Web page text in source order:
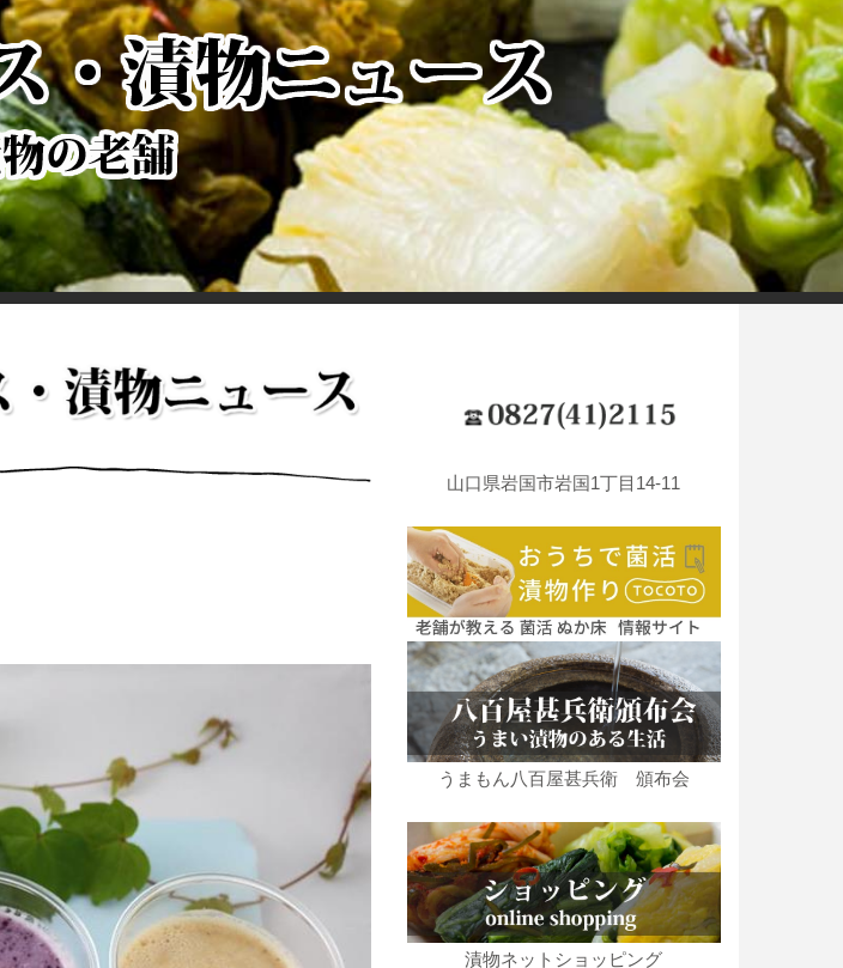
山口県岩国市岩国1丁目14-11
うまもん八百屋甚兵衛 頒布会
漬物ネットショッピング